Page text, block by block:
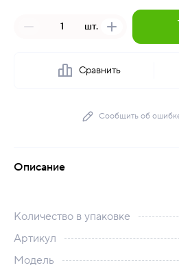
шт.
Сравнить
Сообщить об
Описание
Количество в упаковке
Артикул
Модель